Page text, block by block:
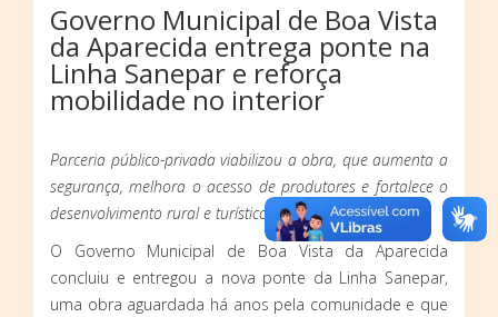
Governo Municipal de Boa Vista
da Aparecida entrega ponte na
Linha Sanepar e reforça
mobilidade no interior
Parceria público-privada viabilizou a obra, que aumenta a
segurança, melhora o acesso de produtores e fortalece o
desenvolvimento rural e turístico do município.
O Governo Municipal de Boa Vista da Aparecida
concluiu e entregou a nova ponte da Linha Sanepar,
uma obra aguardada há anos pela comunidade e que